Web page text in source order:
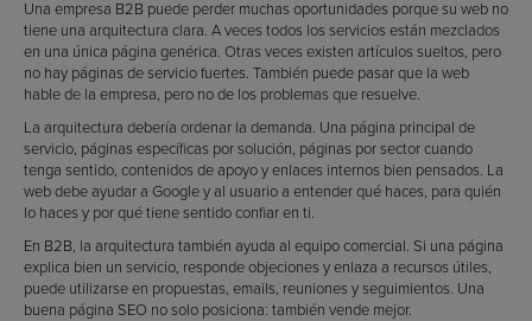
Una empresa B2B puede perder muchas oportunidades porque su web no
tiene una arquitectura clara. A veces todos los servicios están mezclados
en una única página genérica. Otras veces existen artículos sueltos, pero
no hay páginas de servicio fuertes. También puede pasar que la web
hable de la empresa, pero no de los problemas que resuelve.
La arquitectura debería ordenar la demanda. Una página principal de
servicio, páginas específicas por solución, páginas por sector cuando
tenga sentido, contenidos de apoyo y enlaces internos bien pensados. La
web debe ayudar a Google y al usuario a entender qué haces, para quién
lo haces y por qué tiene sentido confiar en ti.
En B2B, la arquitectura también ayuda al equipo comercial. Si una página
explica bien un servicio, responde objeciones y enlaza a recursos útiles,
puede utilizarse en propuestas, emails, reuniones y seguimientos. Una
buena página SEO no solo posiciona: también vende mejor.